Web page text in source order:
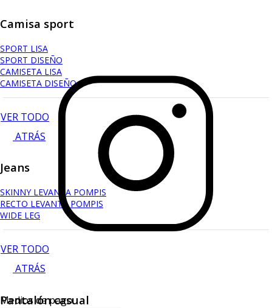
Camisa sport
SPORT LISA
SPORT DISEÑO
CAMISETA LISA
CAMISETA DISEÑO
VER TODO
ATRÁS
Jeans
SKINNY LEVANTA POMPIS
RECTO LEVANTA POMPIS
WIDE LEG
VER TODO
ATRÁS
Pantalón casual
Medios de pago